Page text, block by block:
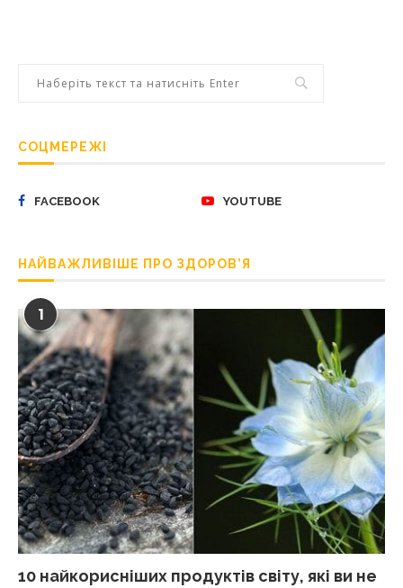
СОЦМЕРЕЖІ
FACEBOOK YOUTUBE
НАЙВАЖЛИВІШЕ ПРО ЗДОРОВ’Я
1
10 найкорисніших продуктів світу, які ви не